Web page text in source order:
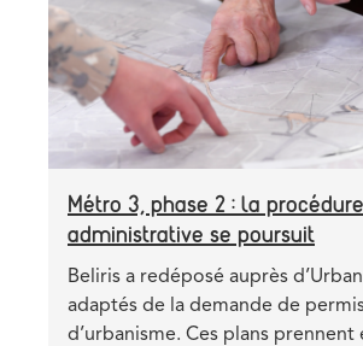
l’enquête
publique
Métro 3, phase 2 : la procédure
administrative se poursuit
Teaser
Beliris a redéposé auprès
adaptés de la demande de
d’urbanisme. Ces plans prennent